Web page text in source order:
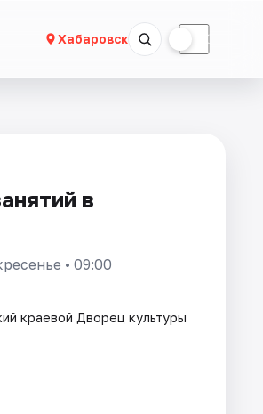
Хабаровск ☾
в
• 09:00
краевой Дворец культуры